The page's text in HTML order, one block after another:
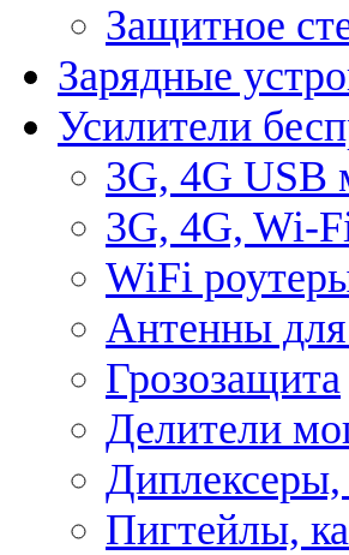
Защитное
Зарядные
Усилители
3G, 4G USB
3G, 4G, Wi-
WiFi
Антенны
Грозозащита
Делители
Пигтейлы,